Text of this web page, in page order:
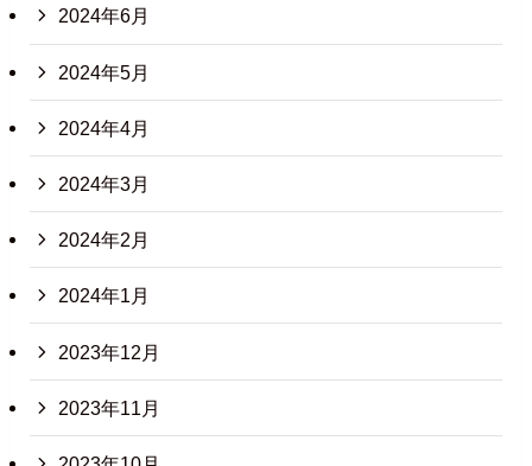
2024年6月
2024年5月
2024年4月
2024年3月
2024年2月
2024年1月
2023年12月
2023年11月